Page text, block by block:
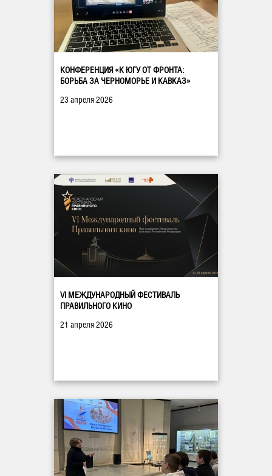
КОНФЕРЕНЦИЯ «К ЮГУ ОТ ФРОНТА:
БОРЬБА ЗА ЧЕРНОМОРЬЕ И КАВКАЗ»
23 апреля 2026
VI МЕЖДУНАРОДНЫЙ ФЕСТИВАЛЬ
ПРАВИЛЬНОГО КИНО
21 апреля 2026